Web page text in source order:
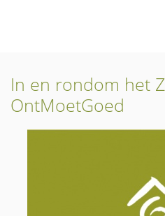
In en rondom het
OntMoetGoed